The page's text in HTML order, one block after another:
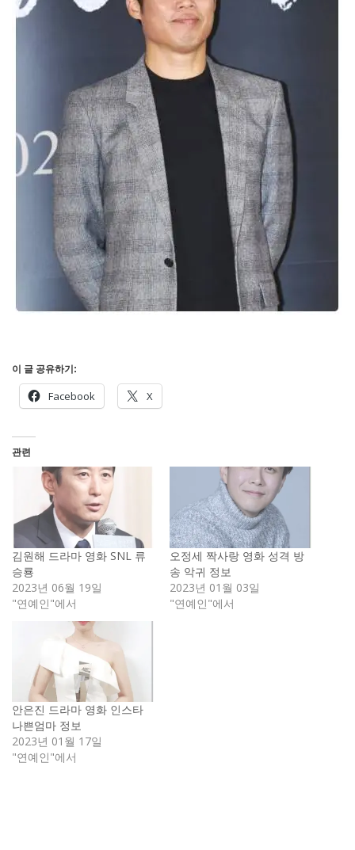
이 글 공유하기:
Facebook X
관련
김원해 드라마 영화 SNL 류
승룡
2023년 06월 19일
"연예인"에서
오정세 짝사랑 영화 성격 방
송 악귀 정보
2023년 01월 03일
"연예인"에서
안은진 드라마 영화 인스타
나쁜엄마 정보
2023년 01월 17일
"연예인"에서